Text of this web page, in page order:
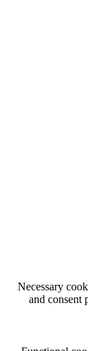
Necessary
and consent